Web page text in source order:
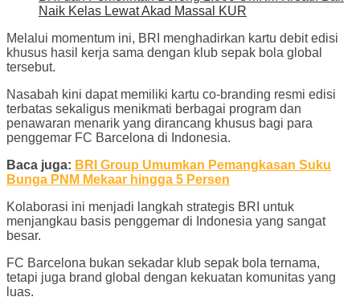
Naik Kelas Lewat Akad Massal KUR
Melalui momentum ini, BRI menghadirkan kartu debit edisi
khusus hasil kerja sama dengan klub sepak bola global
tersebut.
Nasabah kini dapat memiliki kartu co-branding resmi edisi
terbatas sekaligus menikmati berbagai program dan
penawaran menarik yang dirancang khusus bagi para
penggemar FC Barcelona di Indonesia.
Baca juga: BRI Group Umumkan Pemangkasan Suku
Bunga PNM Mekaar hingga 5 Persen
Kolaborasi ini menjadi langkah strategis BRI untuk
menjangkau basis penggemar di Indonesia yang sangat
besar.
FC Barcelona bukan sekadar klub sepak bola ternama,
tetapi juga brand global dengan kekuatan komunitas yang
luas.